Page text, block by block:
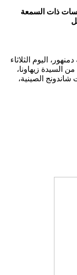
ذات السمعة
اليوم الثلاثاء
من السيدة زيهاونا،
شاندونج الصينية،